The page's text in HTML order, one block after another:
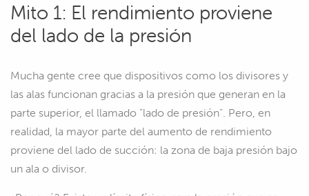
Mito 1: El rendimiento proviene
del lado de la presión
Mucha gente cree que dispositivos como los divisores y
las alas funcionan gracias a la presión que generan en la
parte superior, el llamado "lado de presión". Pero, en
realidad, la mayor parte del aumento de rendimiento
proviene del lado de succión: la zona de baja presión bajo
un ala o divisor.